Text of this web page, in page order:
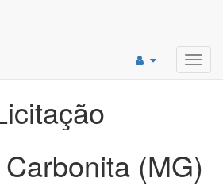
(MG)